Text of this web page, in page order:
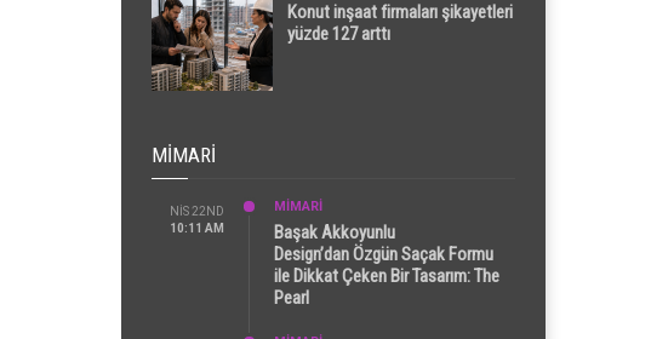
Konut inşaat firmaları şikayetleri
yüzde 127 arttı
MIMARI
NIS 22ND
10:11 AM
MİMARİ
Başak Akkoyunlu
Design’dan Özgün Saçak Formu
ile Dikkat Çeken Bir Tasarım: The
Pearl